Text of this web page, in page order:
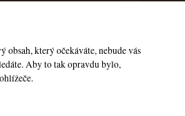
vyhrazena JanaHorse
který očekáváte, nebude vás
Aby to tak opravdu bylo,